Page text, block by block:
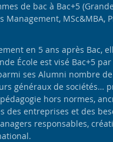
de bac à Bac+5
Management, MSc&MBA,
en 5 ans après Bac,
École est visé Bac+5
ses Alumni nombre
généraux de sociétés…
hors normes,
des entreprises et des
responsables,